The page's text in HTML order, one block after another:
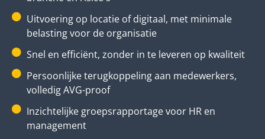
Uitvoering op locatie of digitaal, met minimale
belasting voor de organisatie
Snel en efficiënt, zonder in te leveren op kwaliteit
Persoonlijke terugkoppeling aan medewerkers,
volledig AVG-proof
Inzichtelijke groepsrapportage voor HR en
management